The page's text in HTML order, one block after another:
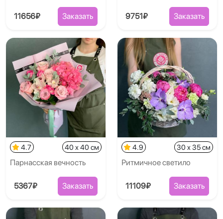
11656₽ Заказать 9751₽ Заказать
4.7 40 x 40 см
Парнасская вечность
5367₽ Заказать
4.9 30 x 35 см
Ритмичное светило
11109₽ Заказать